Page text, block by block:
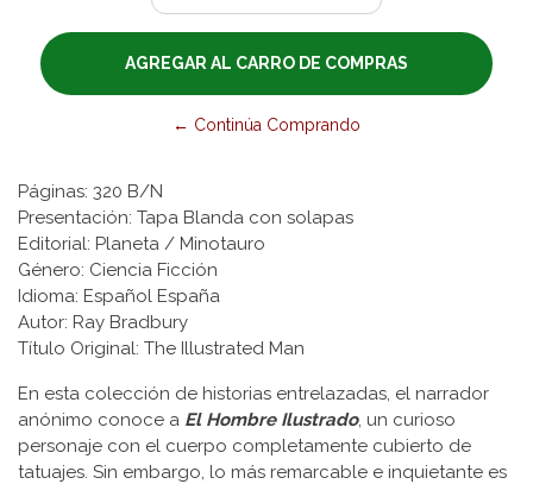
← Continúa Comprando
Páginas: 320 B/N
Presentación: Tapa Blanda con solapas
Editorial: Planeta / Minotauro
Género: Ciencia Ficción
Idioma: Español España
Autor: Ray Bradbury
Título Original: The Illustrated Man
En esta colección de historias entrelazadas, el narrador
anónimo conoce a El Hombre Ilustrado, un curioso
personaje con el cuerpo completamente cubierto de
tatuajes. Sin embargo, lo más remarcable e inquietante es